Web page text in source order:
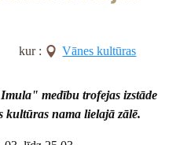
kur :
Vānes kultūras
medību trofejas izstāde
kultūras nama lielajā zālē.